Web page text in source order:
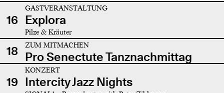
16
GASTVERANSTALTUNG
Explora
Pilze & Kräuter
18 ZUM MITMACHEN
Pro Senectute Tanznachmittag
19
KONZERT
Intercity Jazz Nights